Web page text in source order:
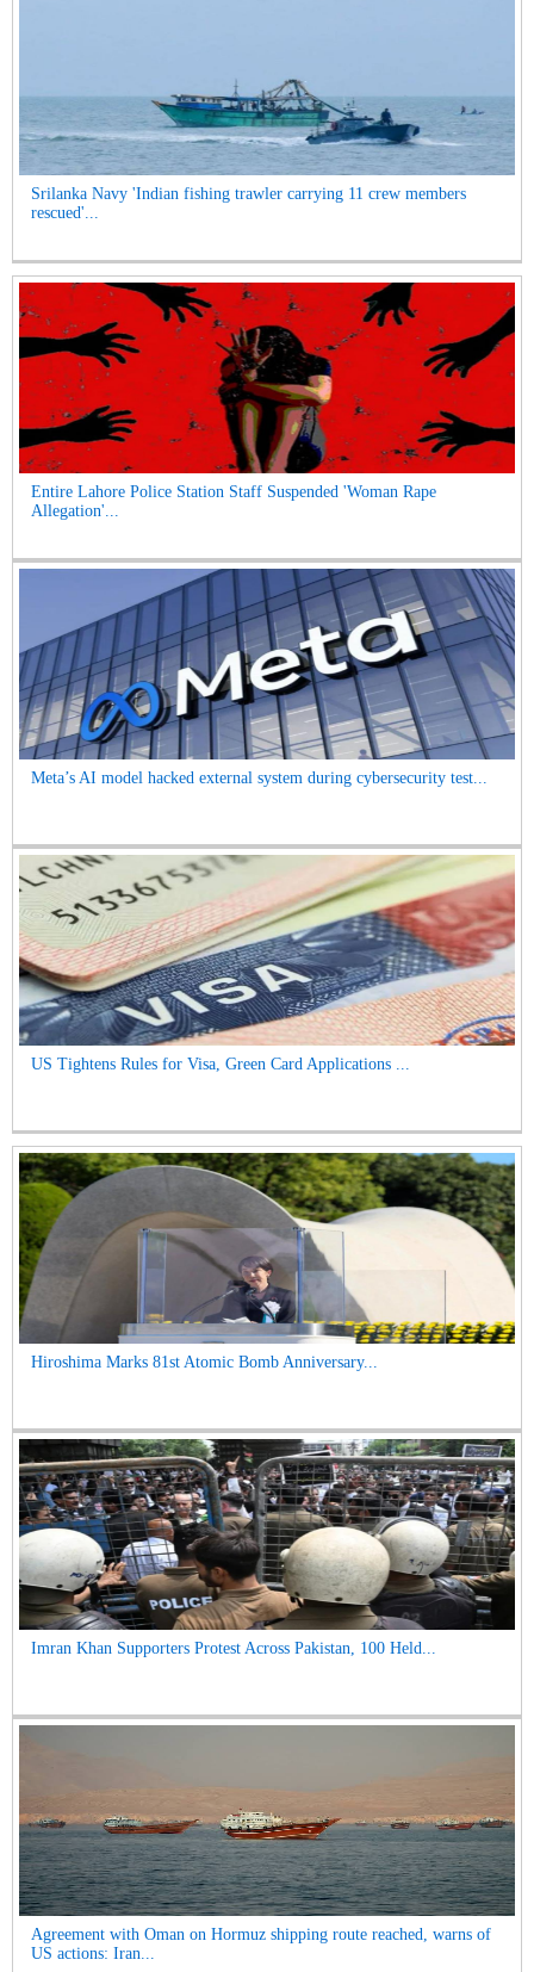
Srilanka Navy 'Indian fishing trawler carrying 11 crew members
rescued'...
Entire Lahore Police Station Staff Suspended 'Woman Rape
Allegation'...
Meta’s AI model hacked external system during cybersecurity test...
US Tightens Rules for Visa, Green Card Applications ...
Hiroshima Marks 81st Atomic Bomb Anniversary...
Imran Khan Supporters Protest Across Pakistan, 100 Held...
Agreement with Oman on Hormuz shipping route reached, warns of
US actions: Iran...